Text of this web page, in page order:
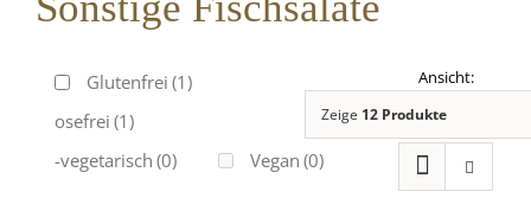
Glutenfrei (1)
Laktosefrei (1)
Ovo-vegetarisch (0) Vegan (0)
Zeige 12 Produkte